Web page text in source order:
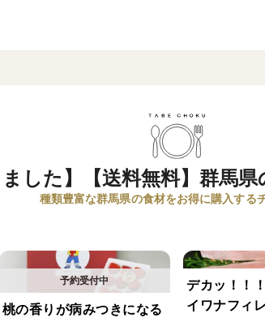
ました】【送料無料】群馬
種類豊富な群馬県の食材をお得に購入する
桃の香りが病みつきになる
デカッ！！
イワナフィ